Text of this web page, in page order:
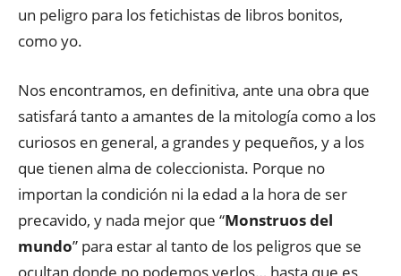
un peligro para los fetichistas de libros bonitos,
como yo.
Nos encontramos, en definitiva, ante una obra que
satisfará tanto a amantes de la mitología como a los
curiosos en general, a grandes y pequeños, y a los
que tienen alma de coleccionista. Porque no
importan la condición ni la edad a la hora de ser
precavido, y nada mejor que “Monstruos del
mundo” para estar al tanto de los peligros que se
ocultan donde no podemos verlos… hasta que es